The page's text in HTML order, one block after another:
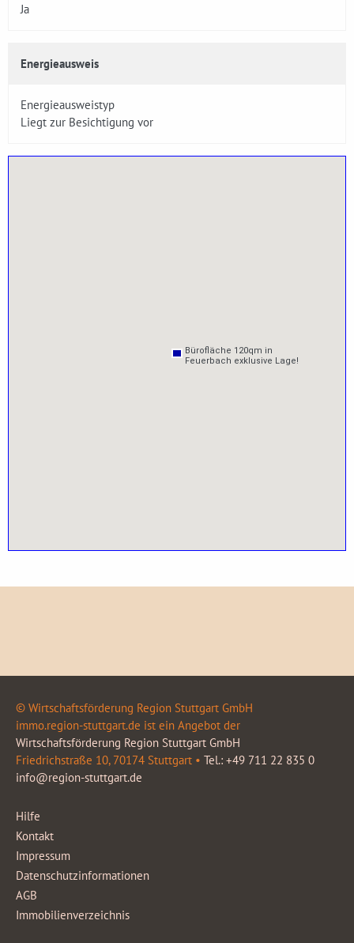
Ja
Energieausweis
Energieausweistyp
Liegt zur Besichtigung vor
Bürofläche 120qm in
Feuerbach exklusive Lage!
Bürofläche 120qm in
Feuerbach exklusive Lage!
© Wirtschaftsförderung Region Stuttgart GmbH
immo.region-stuttgart.de ist ein Angebot der
Wirtschaftsförderung Region Stuttgart GmbH
Friedrichstraße 10, 70174 Stuttgart • Tel.: +49 711 22 835 0
info@region-stuttgart.de
Hilfe
Kontakt
Impressum
Datenschutzinformationen
AGB
Immobilienverzeichnis